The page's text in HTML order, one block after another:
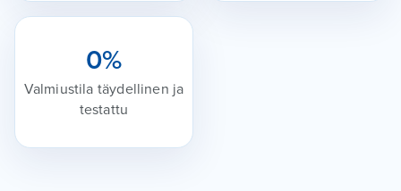
0%
Valmiustila täydellinen ja
testattu